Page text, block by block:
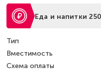
Еда и напитки
Тип
Вместимость
Схема оплаты